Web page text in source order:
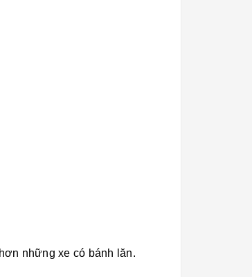
những xe có bánh lăn.